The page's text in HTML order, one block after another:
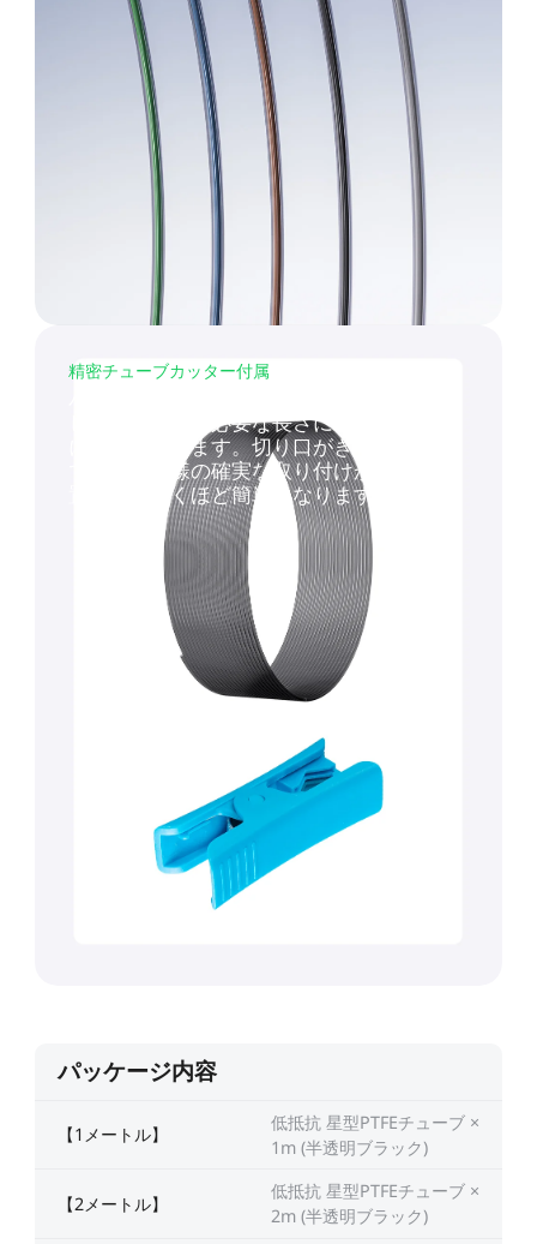
精密チューブカッター付属
しているので、必要な長さに簡単かつ正確
にカットできます。切り口がきれいなの
で、プロ仕様の確実な取り付けが可能。設
置作業が驚くほど簡単になります。
パッケージ内容
【1メートル】
低抵抗 星型PTFEチューブ ×
1m (半透明ブラック)
【2メートル】
低抵抗 星型PTFEチューブ ×
2m (半透明ブラック)